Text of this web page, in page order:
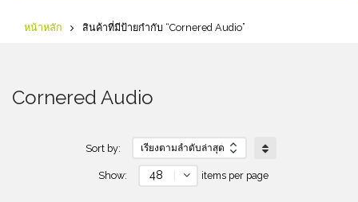
หน้าหลัก สินค้าที่มีป้ายกำกับ “Cornered Audio”
Cornered Audio
Sort by:
Show: 48 items per page